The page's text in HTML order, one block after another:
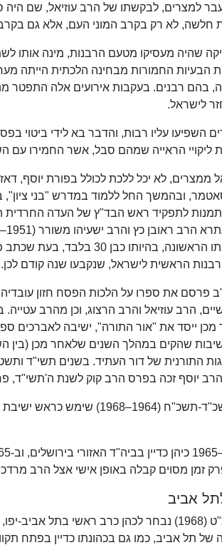
1947 עבר למצרים, לבקשתו של הרב עוזיאל,
חלשה, לא רק בקרב המוני העם, אלא גם
שהיה מעסיקו מטעם הרבנות, מינה אותו
הבעיות החמורות מבחינה הלכתית הייתה
בהם רבנים. בעקבות אירועים אלה התפטר
השפיעו עליו רבות, והדבר בא לידי ביטוי
ליקויי הראייה שמהם סבל, אשר החמירו עם
ממצרים, לא יכל ללכת לכולל בפורת יוסף,
ובהמשך החל ללמוד במדרש "בני
לתפקיד ראש הבד"ץ של העדה החרדית
בתקופת כהונתו הראשונה,
הראשית לישראל, שנקבעו שנה קודם לכן.
פרסם את ספרו על הלכות הפסח חזון עובדיה,
ייסד את "אור התורה", ישיבה לאברכים
שהקים במהלך השנים שלאחר מכן (בין
התורנית של דור העתיד. בשנים תשי"ד
הרב יוסף זכה בפרס הרב קוק לשנת ה'תשי"ד,
זמן מסוים קבלה באופן אישי אצל הרב
אביב
של תל אביב, כמו גם בכהונתו כדיין בפתח